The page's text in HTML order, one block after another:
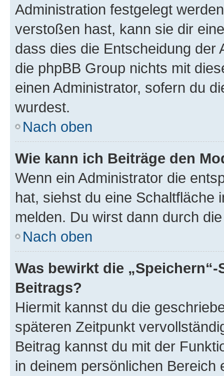
Administration festgelegt
verstoßen hast, kann sie dir
dass dies die Entscheidung der
die phpBB Group nichts mit
einen Administrator, sofern du
wurdest.
Nach oben
Wie kann ich Beiträge den
Wenn ein Administrator die
hat, siehst du eine Schaltfläche
melden. Du wirst dann durch
Nach oben
Was bewirkt die
Beitrags?
Hiermit kannst du die
späteren Zeitpunkt
Beitrag kannst du mit der
in deinem persönlichen Bereich